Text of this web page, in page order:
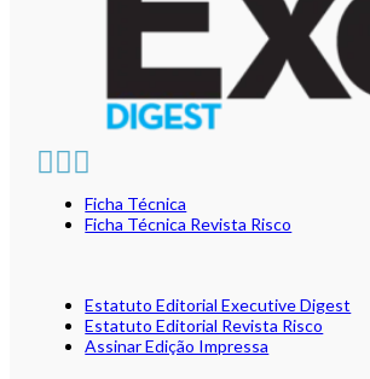
Ficha Técnica
Ficha Técnica Revista Risco
Estatuto Editorial Executive Digest
Estatuto Editorial Revista Risco
Assinar Edição Impressa